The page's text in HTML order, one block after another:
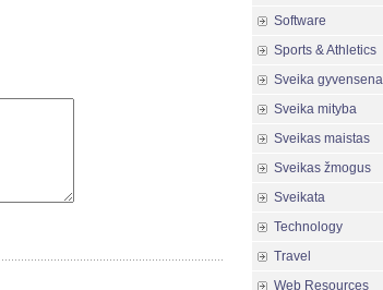
Software
Sports & Athletics
Sveika gyvensena
Sveika mityba
Sveikas maistas
Sveikas žmogus
Sveikata
Technology
Travel
Web Resources